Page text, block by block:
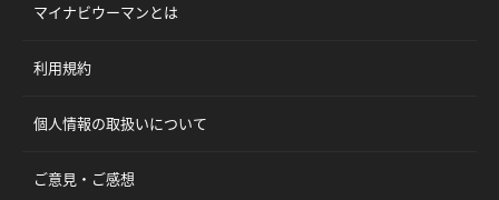
マイナビウーマンとは
利用規約
個人情報の取扱いについて
ご意見・ご感想